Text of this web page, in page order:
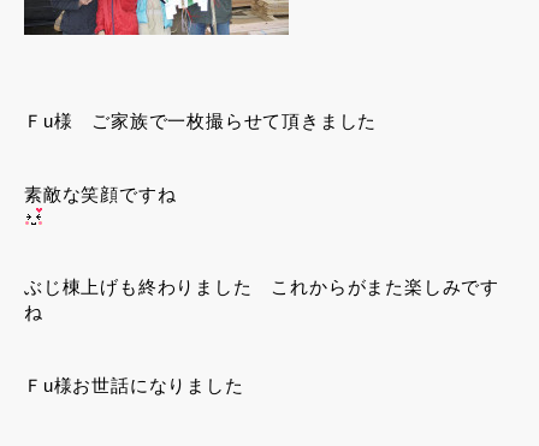
Ｆu様 ご家族で一枚撮らせて頂きました
素敵な笑顔ですね
ぶじ棟上げも終わりました これからがまた楽しみです
ね
Ｆu様お世話になりました